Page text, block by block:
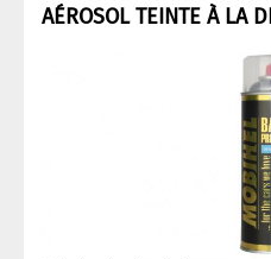
AÉROSOL TEINTE À LA